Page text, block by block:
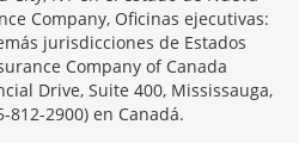
Company, Oficinas ejecutivas:
jurisdicciones de Estados
Company of Canada
Drive, Suite 400, Mississauga,
812-2900) en Canadá.